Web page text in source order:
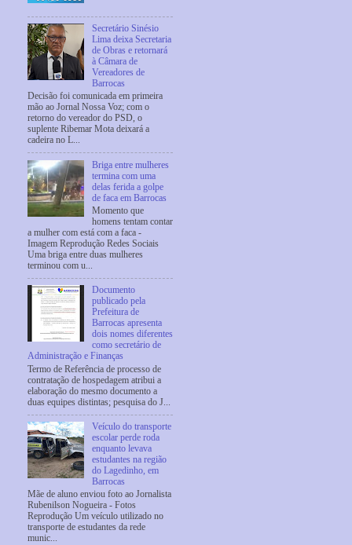
Secretário Sinésio
Lima deixa Secretaria
de Obras e retornará
à Câmara de
Vereadores de
Barrocas
Decisão foi comunicada em primeira
mão ao Jornal Nossa Voz; com o
retorno do vereador do PSD, o
suplente Ribemar Mota deixará a
cadeira no L...
Briga entre mulheres
termina com uma
delas ferida a golpe
de faca em Barrocas
Momento que
homens tentam contar
a mulher com está com a faca -
Imagem Reprodução Redes Sociais
Uma briga entre duas mulheres
terminou com u...
Documento
publicado pela
Prefeitura de
Barrocas apresenta
dois nomes diferentes
como secretário de
Administração e Finanças
Termo de Referência de processo de
contratação de hospedagem atribui a
elaboração do mesmo documento a
duas equipes distintas; pesquisa do J...
Veículo do transporte
escolar perde roda
enquanto levava
estudantes na região
do Lagedinho, em
Barrocas
Mãe de aluno enviou foto ao Jornalista
Rubenilson Nogueira - Fotos
Reprodução Um veículo utilizado no
transporte de estudantes da rede
munic...